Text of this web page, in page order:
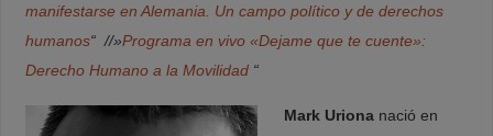
manifestarse en Alemania. Un campo político y de derechos
humanos“ //»Programa en vivo «Dejame que te cuente»:
Derecho Humano a la Movilidad“
Mark Uriona nació en